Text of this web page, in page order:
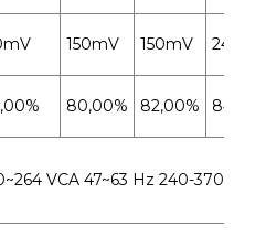
150mV 150mV
80,00% 82,00%
VCA 47~63 Hz 240-370 VCC